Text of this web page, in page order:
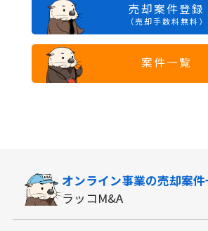
売却案件登録
（売却手数料無料）
案件一覧
オンライン事業の売却案
ラッコM&A